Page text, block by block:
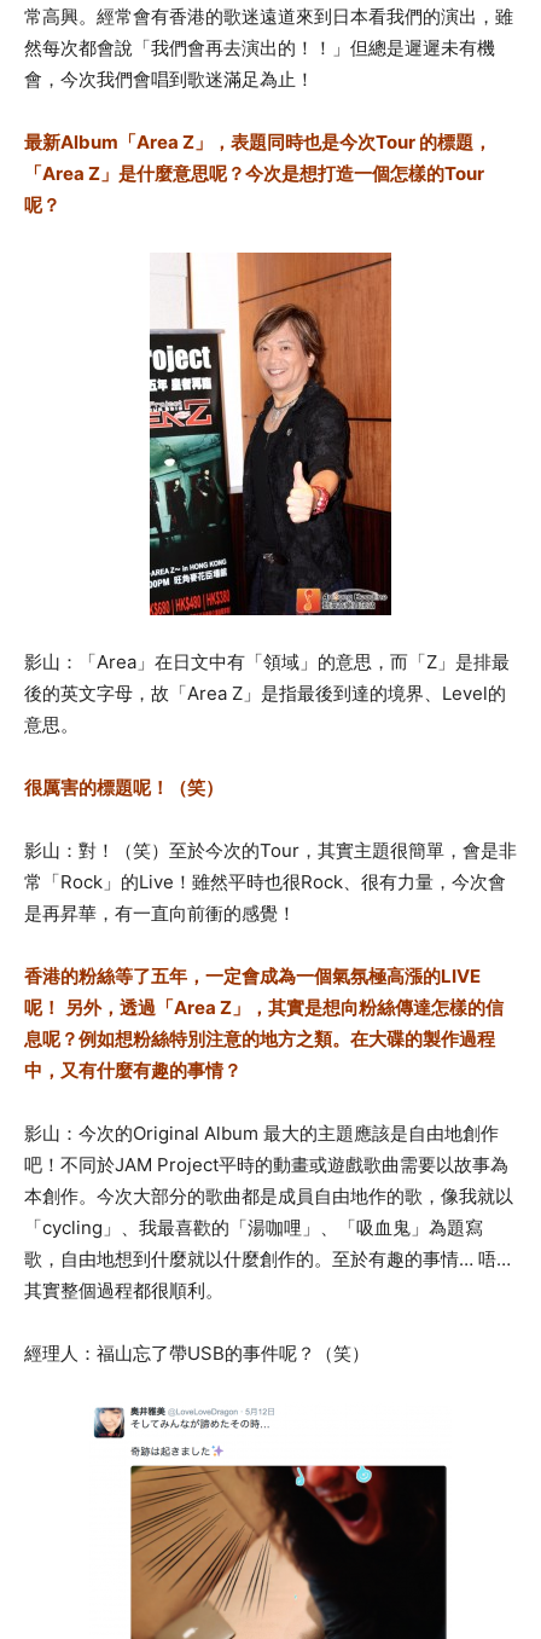
常高興。經常會有香港的歌迷遠道來到日本看我們的演出，雖
然每次都會說「我們會再去演出的！！」但總是遲遲未有機
會，今次我們會唱到歌迷滿足為止！
最新Album「Area Z」，表題同時也是今次Tour 的標題，
「Area Z」是什麼意思呢？今次是想打造一個怎樣的Tour
呢？
影山：「Area」在日文中有「領域」的意思，而「Z」是排最
後的英文字母，故「Area Z」是指最後到達的境界、Level的
意思。
很厲害的標題呢！（笑）
影山：對！（笑）至於今次的Tour，其實主題很簡單，會是非
常「Rock」的Live！雖然平時也很Rock、很有力量，今次會
是再昇華，有一直向前衝的感覺！
香港的粉絲等了五年，一定會成為一個氣氛極高漲的LIVE
呢！
另外，透過「Area Z」，其實是想向粉絲傳達怎樣的信
息呢？例如想粉絲特別注意的地方之類。在大碟的製作過程
中，又有什麼有趣的事情？
影山：今次的Original Album 最大的主題應該是自由地創作
吧！不同於JAM Project平時的動畫或遊戲歌曲需要以故事為
本創作。今次大部分的歌曲都是成員 自由地作的歌 ， 像我就以
「cycling」、我最喜歡的「湯咖哩」、「吸血鬼」為題寫
歌，自由地想到什麼就以什麼創作的。 至於有趣的事情… 唔…
其實整個過程都很順利。
經理人：福山忘了帶USB的事件呢？（笑）